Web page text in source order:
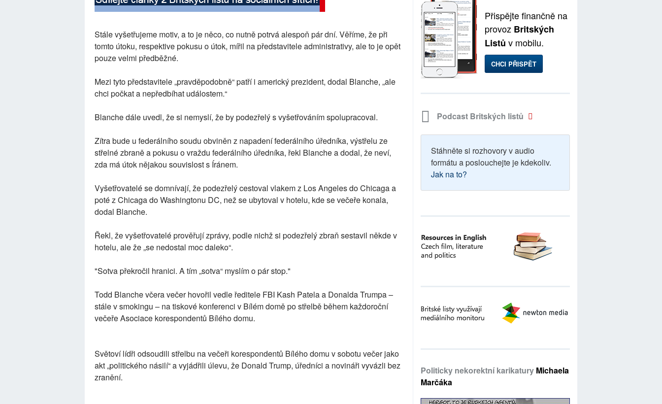
Stále vyšetřujeme motiv, a to je něco, co nutně potrvá alespoň pár dní. Věříme, že při
tomto útoku, respektive pokusu o útok, mířil na představitele administrativy, ale to je opět
pouze velmi předběžné.
Mezi tyto představitele „pravděpodobně“ patří i americký prezident, dodal Blanche, „ale
chci počkat a nepředbíhat událostem.“
Blanche dále uvedl, že si nemyslí, že by podezřelý s vyšetřováním spolupracoval.
Zítra bude u federálního soudu obviněn z napadení federálního úředníka, výstřelu ze
střelné zbraně a pokusu o vraždu federálního úředníka, řekl Blanche a dodal, že neví,
zda má útok nějakou souvislost s Íránem.
Vyšetřovatelé se domnívají, že podezřelý cestoval vlakem z Los Angeles do Chicaga a
poté z Chicaga do Washingtonu DC, než se ubytoval v hotelu, kde se večeře konala,
dodal Blanche.
Řekl, že vyšetřovatelé prověřují zprávy, podle nichž si podezřelý zbraň sestavil někde v
hotelu, ale že „se nedostal moc daleko“.
"Sotva překročil hranici. A tím „sotva“ myslím o pár stop."
Todd Blanche včera večer hovořil vedle ředitele FBI Kash Patela a Donalda Trumpa –
stále v smokingu – na tiskové konferenci v Bílém domě po střelbě během každoroční
večeře Asociace korespondentů Bílého domu.
Světoví lídři odsoudili střelbu na večeři korespondentů Bílého domu v sobotu večer jako
akt „politického násilí“ a vyjádřili úlevu, že Donald Trump, úředníci a novináři vyvázli bez
zranění.
Přispějte finančně na
provoz Britských
Listů v mobilu.
CHCI PŘISPĚT
Podcast Britských listů
Stáhněte si rozhovory v audio
formátu a poslouchejte je kdekoliv.
Jak na to?
Politicky nekorektní karikatury Michaela
Marčáka